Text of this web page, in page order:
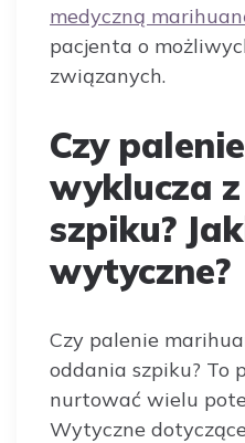
medyczną
pacjenta o
związanych.
Czy
wyklucza
szpiku?
wytyczne?
Czy palenie
oddania szpiku? To
nurtować wielu
Wytyczne